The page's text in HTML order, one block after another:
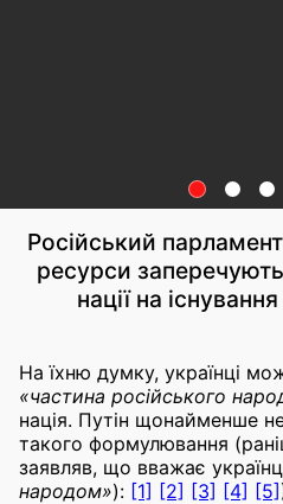
Російський
ресурси
нації на
На їхню думку, українці
«частина російського
нація. Путін щонайменше
такого формулювання
заявляв, що вважає
народом»): [1] [2] [3] [4] [5]